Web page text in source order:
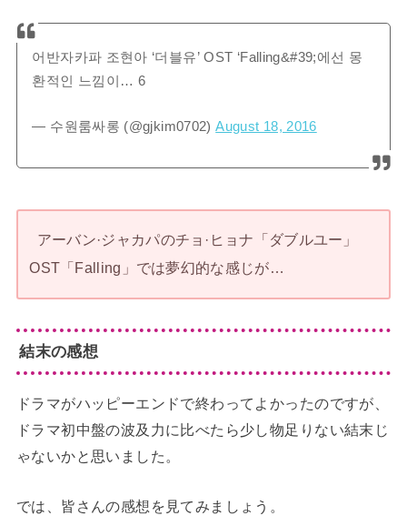
어반자카파 조현아 ‘더블유’ OST ‘Falling&#39;에선 몽
환적인 느낌이… 6
— 수원룸싸롱 (@gjkim0702)August 18, 2016
アーバン·ジャカパのチョ·ヒョナ「ダブルユー」
OST「Falling」では夢幻的な感じが…
結末の感想
ドラマがハッピーエンドで終わってよかったのですが、
ドラマ初中盤の波及力に比べたら少し物足りない結末じ
ゃないかと思いました。
では、皆さんの感想を見てみましょう。